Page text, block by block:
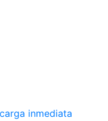
inmediata